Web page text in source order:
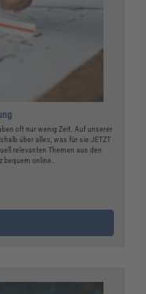
oft nur wenig Zeit. Auf unserer
über alles, was für sie JETZT
relevanten Themen aus den
bequem online.